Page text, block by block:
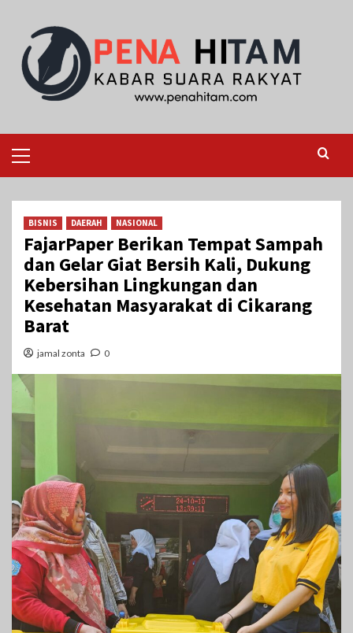
content
Menu
BISNIS DAERAH NASIONAL
FajarPaper Berikan Tempat Sampah
dan Gelar Giat Bersih Kali, Dukung
Kebersihan Lingkungan dan
Kesehatan Masyarakat di Cikarang
Barat
jamal zonta 0